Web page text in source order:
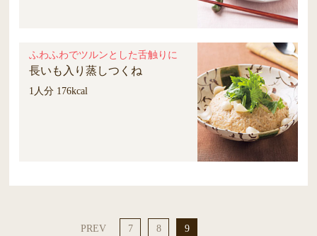
ふわふわでツルンとした舌触りに
長いも入り蒸しつくね
1人分 176kcal
PREV 7 8 9